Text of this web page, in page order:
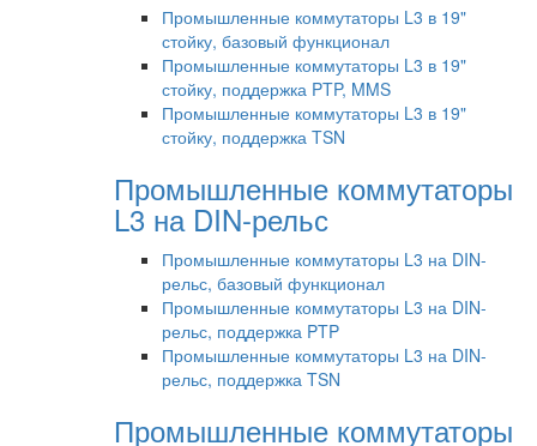
Промышленные коммутаторы L3 в 19"
стойку, базовый функционал
Промышленные коммутаторы L3 в 19"
стойку, поддержка PTP, MMS
Промышленные коммутаторы L3 в 19"
стойку, поддержка TSN
Промышленные коммутаторы
L3 на DIN-рельс
Промышленные коммутаторы L3 на DIN-
рельс, базовый функционал
Промышленные коммутаторы L3 на DIN-
рельс, поддержка PTP
Промышленные коммутаторы L3 на DIN-
рельс, поддержка TSN
Промышленные коммутаторы